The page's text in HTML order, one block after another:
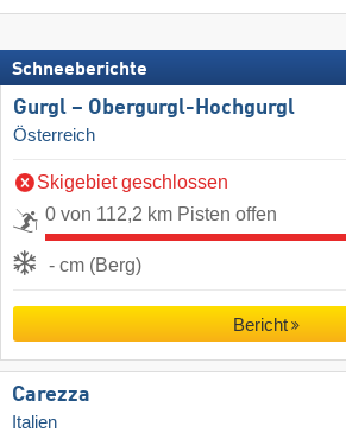
Schneeberichte
Gurgl – Obergurgl-Hochgurgl
Österreich
Skigebiet geschlossen
0 von 112,2 km Pisten offen
- cm (Berg)
Bericht
Carezza
Italien